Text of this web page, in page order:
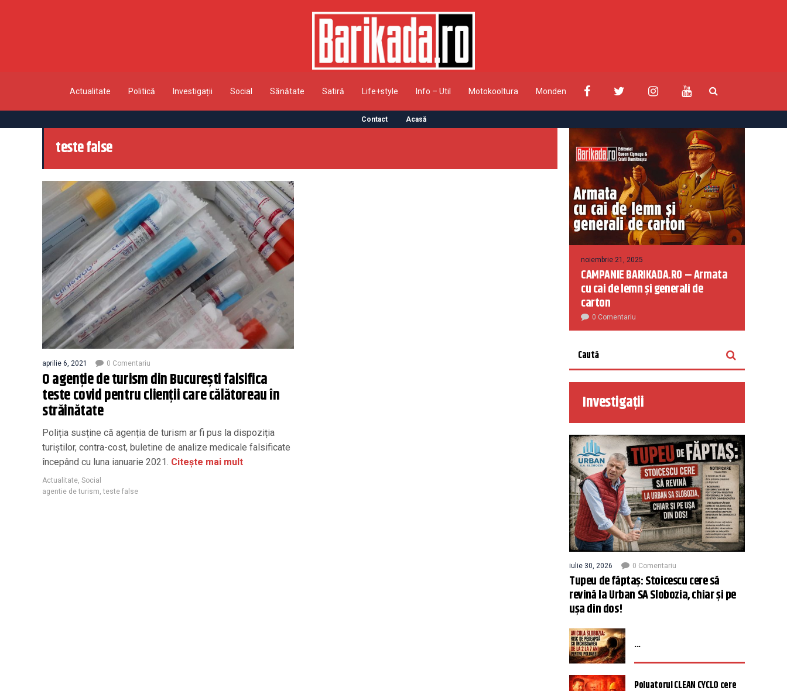
Actualitate Politică Investigații Social Sănătate Satiră Life+style Info – Util Motokooltura Monden
Contact Acasă
teste false
aprilie 6, 2021 0 Comentariu
O agenție de turism din București falsifica
teste covid pentru clienții care călătoreau în
străinătate
Poliția susține că agenția de turism ar fi pus la dispoziția
turiștilor, contra-cost, buletine de analize medicale falsificate
începând cu luna ianuarie 2021. Citește mai mult
Actualitate Social
agentie de turism ,teste false
noiembrie 21, 2025
CAMPANIE BARIKADA.RO – Armata
cu cai de lemn și generali de
carton
0 Comentariu
Investigații
iulie 30, 2026 0 Comentariu
Tupeu de făptaș: Stoicescu cere să
revină la Urban SA Slobozia, chiar și pe
ușa din dos!
...
Poluatorul CLEAN CYCLO cere